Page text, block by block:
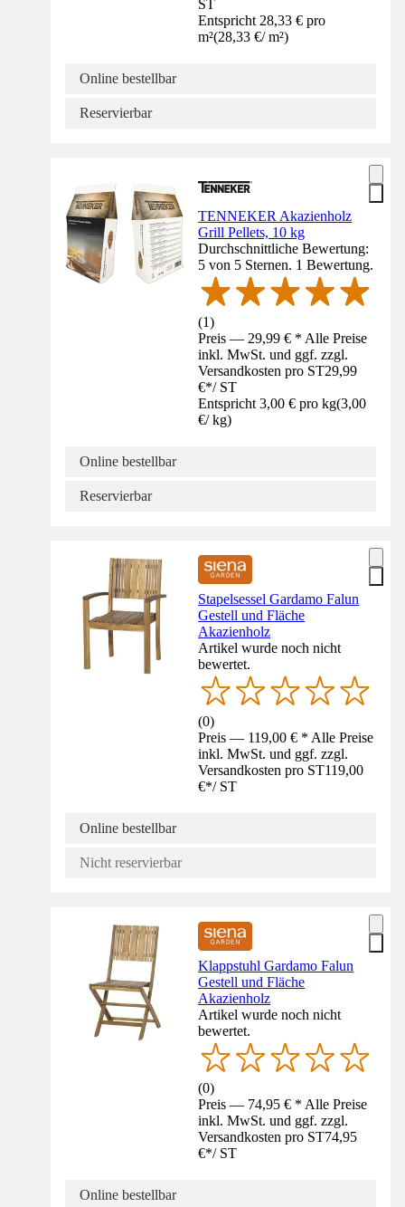
ST
Entspricht 28,33 € pro
m²(28,33 €/ m²)
Online bestellbar
Reservierbar
TENNEKER Akazienholz
Grill Pellets, 10 kg
Durchschnittliche Bewertung:
5 von 5 Sternen. 1 Bewertung.
(1)
Preis — 29,99 € * Alle Preise
inkl. MwSt. und ggf. zzgl.
Versandkosten pro ST29,99
€*/ ST
Entspricht 3,00 € pro kg(3,00
€/ kg)
Online bestellbar
Reservierbar
Stapelsessel Gardamo Falun
Gestell und Fläche
Akazienholz
Artikel wurde noch nicht
bewertet.
(0)
Preis — 119,00 € * Alle Preise
inkl. MwSt. und ggf. zzgl.
Versandkosten pro ST119,00
€*/ ST
Online bestellbar
Nicht reservierbar
Klappstuhl Gardamo Falun
Gestell und Fläche
Akazienholz
Artikel wurde noch nicht
bewertet.
(0)
Preis — 74,95 € * Alle Preise
inkl. MwSt. und ggf. zzgl.
Versandkosten pro ST74,95
€*/ ST
Online bestellbar